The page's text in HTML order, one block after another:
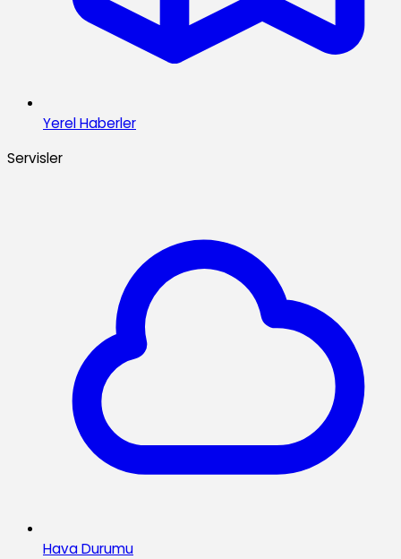
Yerel Haberler
Servisler
Hava Durumu